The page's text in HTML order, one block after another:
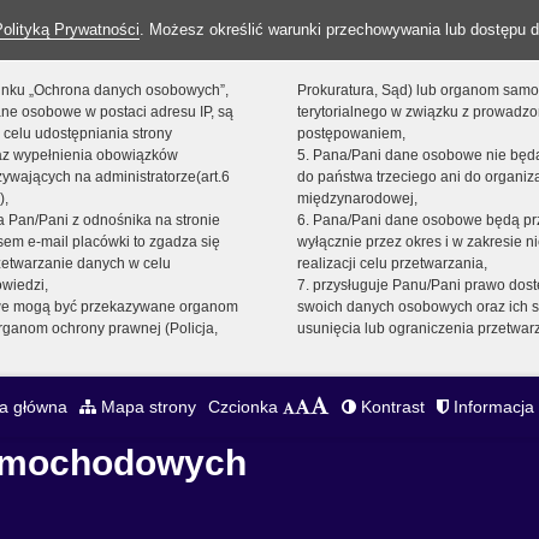
Prywatności. Możesz określić warunki przechowywania lub dostępu
„Ochrona danych osobowych”,
osobowe w postaci adresu IP, są
udostępniania strony
wypełnienia obowiązków
na administratorze(art.6
Pan/Pani z odnośnika na stronie
e-mail placówki to zgadza się
danych w celu
mogą być przekazywane organom
ochrony prawnej (Policja,
Prokuratura, Sąd) lub organom
terytorialnego w związku z
postępowaniem,
5. Pana/Pani dane osobowe nie
do państwa trzeciego ani do
międzynarodowej,
6. Pana/Pani dane osobowe będą
wyłącznie przez okres i w zakresie
realizacji celu przetwarzania,
7. przysługuje Panu/Pani prawo
swoich danych osobowych oraz ich
usunięcia lub ograniczenia
główna Mapa strony Czcionka Kontrast